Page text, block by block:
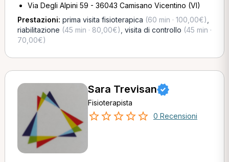
Via Degli Alpini 59 - 36043 Camisano Vicentino (VI)
Prestazioni: prima visita fisioterapica (60 min · 100,00€)
riabilitazione (45 min · 80,00€) visita di controllo (45 min ·
70,00€)
Sara Trevisan
Fisioterapista
0 Recensioni